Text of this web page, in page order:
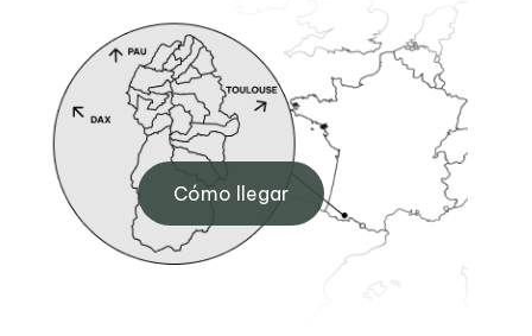
Sede de Arudy
6 Pl. de l'Hôtel de ville, 64260
Arudy
+33 (0)5 59 05 77 11
Cómo llegar